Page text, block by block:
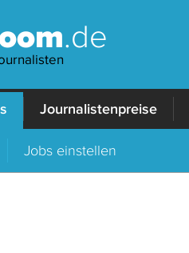
.de
Journalistenpreise
Jobs einstellen